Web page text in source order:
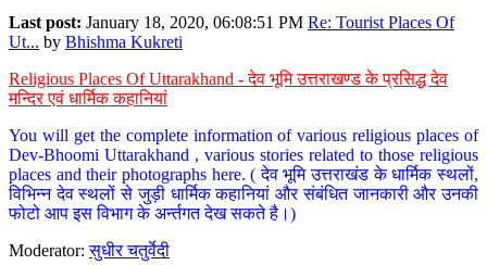
Last post: January 18, 2020, 06:08:51 PM Re: Tourist Places Of
Ut... by Bhishma Kukreti
Religious Places Of Uttarakhand - देव भूमि उत्तराखण्ड के प्रसिद्ध देव
मन्दिर एवं धार्मिक कहानियां
You will get the complete information of various religious places of
Dev-Bhoomi Uttarakhand , various stories related to those religious
places and their photographs here. ( देव भूमि उत्तराखंड के धार्मिक स्थलों,
विभिन्न देव स्थलों से जुड़ी धार्मिक कहानियां और संबंधित जानकारी और उनकी
फोटो आप इस विभाग के अर्न्तगत देख सकते है।)
Moderator:सुधीर चतुर्वेदी